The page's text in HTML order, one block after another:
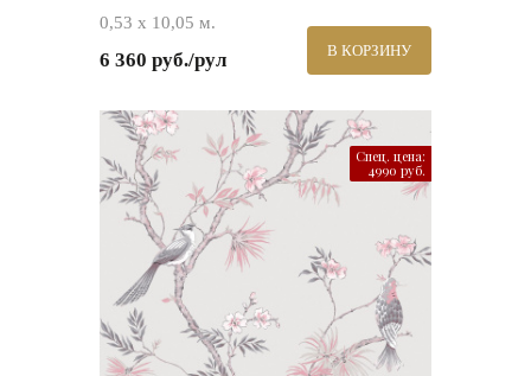
0,53 х 10,05 м.
6 360 руб./рул В КОРЗИНУ
Спец. цена:
4990 руб.